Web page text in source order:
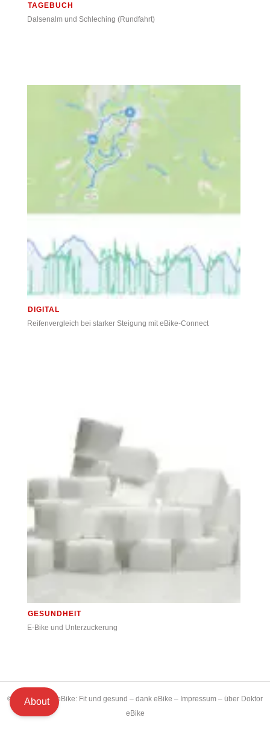
TAGEBUCH
Dalsenalm und Schleching (Rundfahrt)
DIGITAL
Reifenvergleich bei starker Steigung mit eBike-Connect
GESUNDHEIT
E-Bike und Unterzuckerung
© 2021 Doktor eBike: Fit und gesund – dank eBike – Impressum – über Doktor
eBike
About